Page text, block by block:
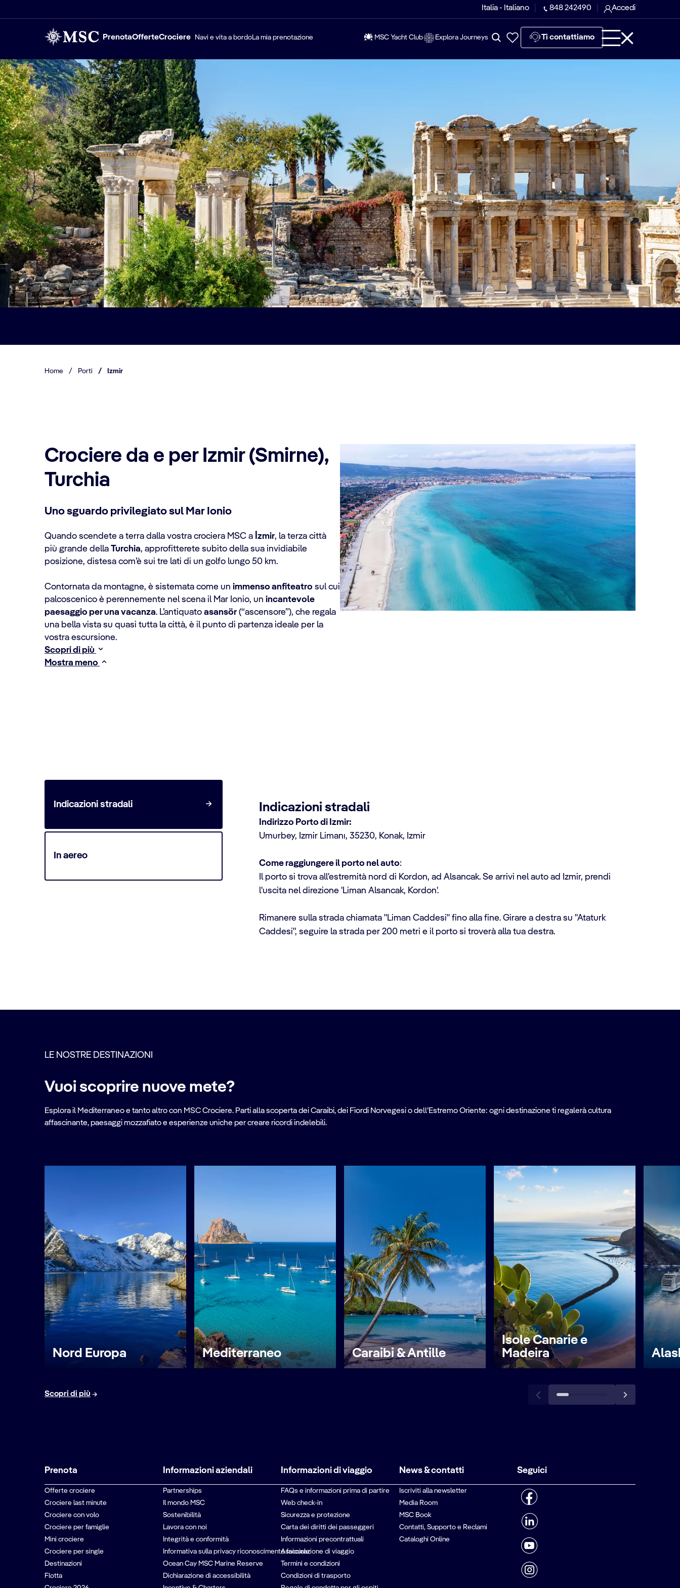
Italia - Italiano 848 242490 Accedi
PrenotaOfferteCrociere Navi e vita a bordoLa mia prenotazione MSC Yacht Club Explora Journeys Ti contattiamo
Home / Porti / Izmir
Crociere da e per Izmir (Smirne),
Turchia
Uno sguardo privilegiato sul Mar Ionio
Quando scendete a terra dalla vostra crociera MSC a İzmir, la terza città
più grande della Turchia, approfitterete subito della sua invidiabile
posizione, distesa com’è sui tre lati di un golfo lungo 50 km.
Contornata da montagne, è sistemata come un immenso anfiteatro sul cui
palcoscenico è perennemente nel scena il Mar Ionio, un incantevole
paesaggio per una vacanza. L’antiquato asansör (“ascensore”), che regala
una bella vista su quasi tutta la città, è il punto di partenza ideale per la
vostra escursione.
Scopri di più
Mostra meno
Indicazioni stradali Indicazioni stradali
Indirizzo Porto di Izmir:
Umurbey, Izmir Limanı, 35230, Konak, Izmir
Come raggiungere il porto nel auto:
Il porto si trova all'estremità nord di Kordon, ad Alsancak. Se arrivi nel auto ad Izmir, prendi
l'uscita nel direzione 'Liman Alsancak, Kordon'.
Rimanere sulla strada chiamata "Liman Caddesi" fino alla fine. Girare a destra su "Ataturk
Caddesi", seguire la strada per 200 metri e il porto si troverà alla tua destra.
In aereo
LE NOSTRE DESTINAZIONI
Vuoi scoprire nuove mete?
Esplora il Mediterraneo e tanto altro con MSC Crociere. Parti alla scoperta dei Caraibi, dei Fiordi Norvegesi o dell’Estremo Oriente: ogni destinazione ti regalerà cultura
affascinante, paesaggi mozzafiato e esperienze uniche per creare ricordi indelebili.
Nord Europa Mediterraneo Caraibi & Antille
Isole Canarie e
Madeira
Scopri di più
Prenota
Offerte crociere
Crociere last minute
Crociere con volo
Crociere per famiglie
Mini crociere
Crociere per single
Destinazioni
Flotta
Informazioni aziendali
Partnerships
Il mondo MSC
Sostenibilità
Lavora con noi
Integrità e conformità
Informativa sulla privacy riconoscimento facciale
Ocean Cay MSC Marine Reserve
Dichiarazione di accessibilità
Informazioni di viaggio
FAQs e informazioni prima di partire
Web check-in
Sicurezza e protezione
Carta dei diritti dei passeggeri
Informazioni precontrattuali
Assicurazione di viaggio
Termini e condizioni
Condizioni di trasporto
News & contatti
Iscriviti alla newsletter
Media Room
MSC Book
Contatti, Supporto e Reclami
Cataloghi Online
Seguici